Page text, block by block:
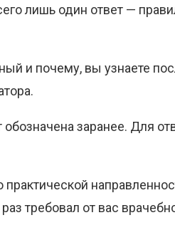
лишь один ответ —
и почему, вы узнаете
заранее. Для
требовал от вас